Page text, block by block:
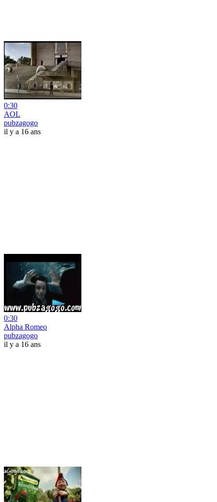
0:30
AOL
pubzagogo
il y a 16 ans
0:30
Alpha Romeo
pubzagogo
il y a 16 ans